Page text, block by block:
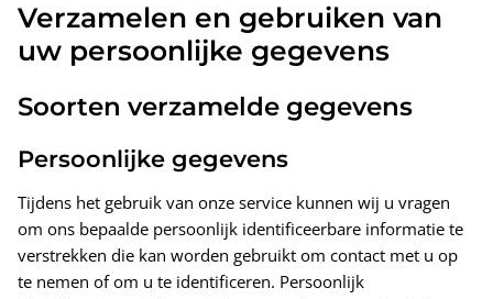
Verzamelen en gebruiken van
uw persoonlijke gegevens
Soorten verzamelde gegevens
Persoonlijke gegevens
Tijdens het gebruik van onze service kunnen wij u vragen
om ons bepaalde persoonlijk identificeerbare informatie te
verstrekken die kan worden gebruikt om contact met u op
te nemen of om u te identificeren. Persoonlijk